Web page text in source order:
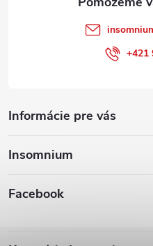
Informácie pre vás
Insomnium
Facebook
+421